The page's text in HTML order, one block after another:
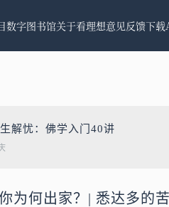
数字图书馆关于看理想意见反馈下
解忧：佛学入门40讲
为何出家？| 悉达多的